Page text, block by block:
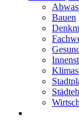
Bauen